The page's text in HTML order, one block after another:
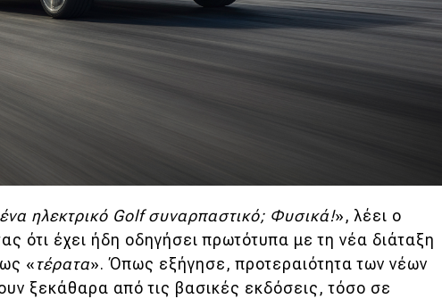
ηλεκτρικό Golf συναρπαστικό; Φυσικά!», λέει ο
ότι έχει ήδη οδηγήσει πρωτότυπα με τη νέα διάταξη
«τέρατα». Όπως εξήγησε, προτεραιότητα των νέων
ξεκάθαρα από τις βασικές εκδόσεις, τόσο σε